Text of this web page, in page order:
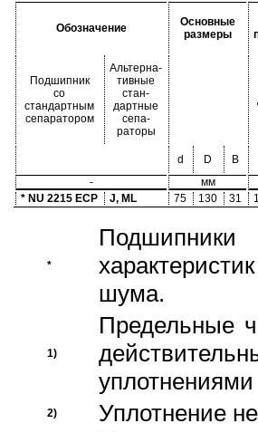
Обозначение
Основные
размеры
Подшипник
со
стандартным
сепаратором
Альтерна-
тивные
стан-
дартные
сепа-
раторы
d D B
- мм
* NU 2215 ECP
J, ML 75 130 31
*
шума.
1)
Предельные
уплотнениями
2) Уплотнение